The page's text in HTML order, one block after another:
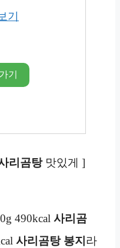
기
기
리곰탕맛있게 ]
490kcal 사리곰
사리곰탕 봉지 라